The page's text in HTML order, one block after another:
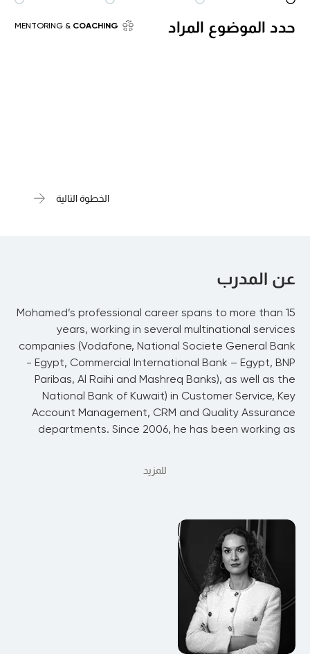
حدد الموضوع المراد COACHING
& MENTORING
الخطوة التالية
عن المدرب
Mohamed’s professional career spans to more than 15
years, working in several multinational services
companies (Vodafone, National Societe General Bank
- Egypt, Commercial International Bank – Egypt, BNP
Paribas, Al Raihi and Mashreq Banks), as well as the
National Bank of Kuwait) in Customer Service, Key
Account Management, CRM and Quality Assurance
departments. Since 2006, he has been working as
للمزيد